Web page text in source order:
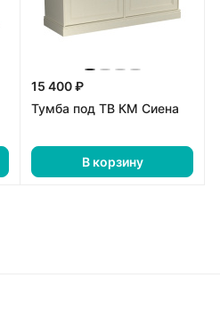
15 400 ₽
Тумба под ТВ КМ Сиена
В корзину